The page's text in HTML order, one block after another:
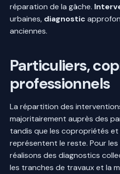
réparation de la gâche.
urbaines, diagnostic
anciennes.
Particuliers,
professionnels
La répartition des
majoritairement auprès des
tandis que les copropriétés
représentent le reste. Pour
réalisons des diagnostics
les tranches de travaux et la